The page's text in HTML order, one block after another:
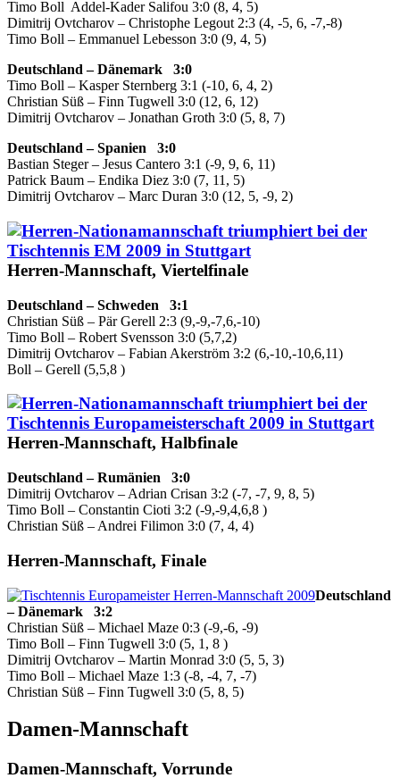
Timo Boll Addel-Kader Salifou 3:0 (8, 4, 5)
Dimitrij Ovtcharov – Christophe Legout 2:3 (4, -5, 6, -7,-8)
Timo Boll – Emmanuel Lebesson 3:0 (9, 4, 5)
Deutschland – Dänemark 3:0
Timo Boll – Kasper Sternberg 3:1 (-10, 6, 4, 2)
Christian Süß – Finn Tugwell 3:0 (12, 6, 12)
Dimitrij Ovtcharov – Jonathan Groth 3:0 (5, 8, 7)
Deutschland – Spanien 3:0
Bastian Steger – Jesus Cantero 3:1 (-9, 9, 6, 11)
Patrick Baum – Endika Diez 3:0 (7, 11, 5)
Dimitrij Ovtcharov – Marc Duran 3:0 (12, 5, -9, 2)
Herren-Mannschaft, Viertelfinale
Deutschland – Schweden 3:1
Christian Süß – Pär Gerell 2:3 (9,-9,-7,6,-10)
Timo Boll – Robert Svensson 3:0 (5,7,2)
Dimitrij Ovtcharov – Fabian Akerström 3:2 (6,-10,-10,6,11)
Boll – Gerell (5,5,8 )
Herren-Mannschaft, Halbfinale
Deutschland – Rumänien 3:0
Dimitrij Ovtcharov – Adrian Crisan 3:2 (-7, -7, 9, 8, 5)
Timo Boll – Constantin Cioti 3:2 (-9,-9,4,6,8 )
Christian Süß – Andrei Filimon 3:0 (7, 4, 4)
Herren-Mannschaft, Finale
Deutschland
– Dänemark 3:2
Christian Süß – Michael Maze 0:3 (-9,-6, -9)
Timo Boll – Finn Tugwell 3:0 (5, 1, 8 )
Dimitrij Ovtcharov – Martin Monrad 3:0 (5, 5, 3)
Timo Boll – Michael Maze 1:3 (-8, -4, 7, -7)
Christian Süß – Finn Tugwell 3:0 (5, 8, 5)
Damen-Mannschaft
Damen-Mannschaft, Vorrunde